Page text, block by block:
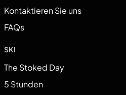
Kontaktieren Sie uns
FAQs
SKI
The Stoked Day
5 Stunden